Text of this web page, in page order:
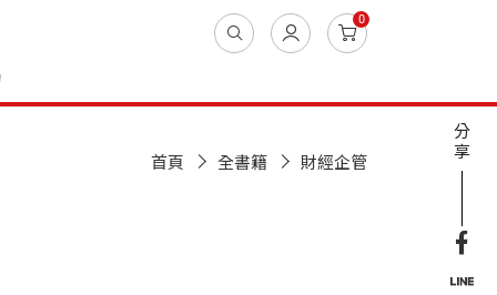
0
首頁 全書籍 財經企管
分
享